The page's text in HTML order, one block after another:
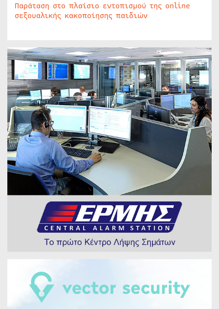
Παράταση στο πλαίσιο εντοπισμού της online
σεξουαλικής κακοποίησης παιδιών